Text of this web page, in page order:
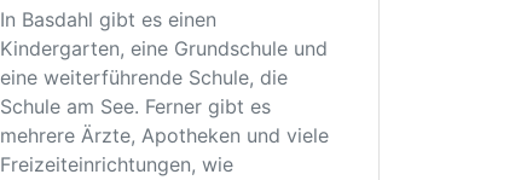
In Basdahl gibt es einen
Kindergarten, eine Grundschule und
eine weiterführende Schule, die
Schule am See. Ferner gibt es
mehrere Ärzte, Apotheken und viele
Freizeiteinrichtungen, wie